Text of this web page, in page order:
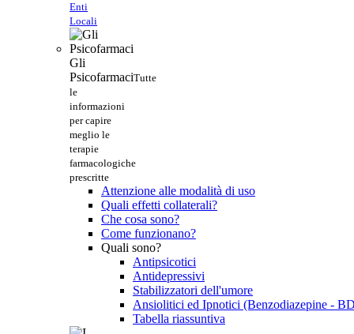
Enti
Locali
Gli
PsicofarmaciTutte
le
informazioni
per capire
meglio le
terapie
farmacologiche
prescritte
Attenzione alle modalità di uso
Quali effetti collaterali?
Che cosa sono?
Come funzionano?
Quali sono?
Antipsicotici
Antidepressivi
Stabilizzatori dell'umore
Ansiolitici ed Ipnotici (Benzodiazepine -
Tabella riassuntiva